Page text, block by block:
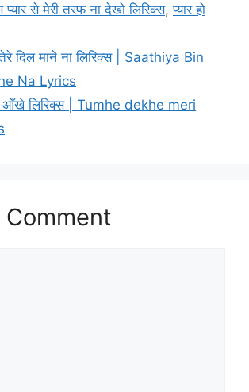
प्यार से मेरी तरफ ना देखो लिरिक्स,प्यार हो
तेरे दिल माने ना लिरिक्स | Saathiya Bin
Na Lyrics
आँखे लिरिक्स | Tumhe dekhe meri
Comment